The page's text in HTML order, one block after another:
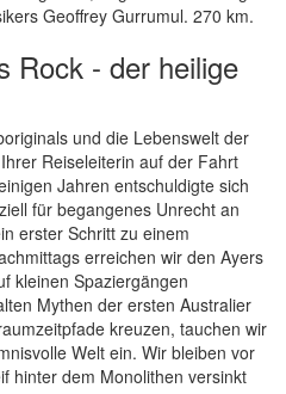
Geoffrey Gurrumul. 270 km.
Rock - der heilige
und die Lebenswelt der
Reiseleiterin auf der Fahrt
Jahren entschuldigte sich
für begangenes Unrecht an
erster Schritt zu einem
erreichen wir den Ayers
kleinen Spaziergängen
Mythen der ersten Australier
kreuzen, tauchen wir
Welt ein. Wir bleiben vor
hinter dem Monolithen versinkt